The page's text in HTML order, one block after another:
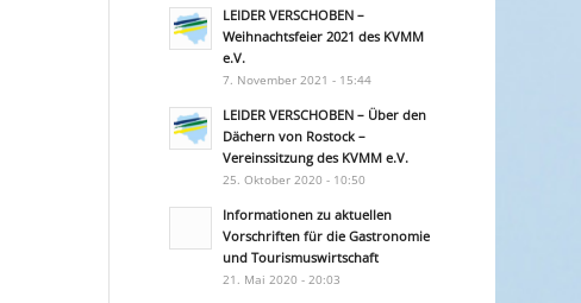
LEIDER VERSCHOBEN –
Weihnachtsfeier 2021 des KVMM
e.V.
7. November 2021 - 15:44
LEIDER VERSCHOBEN – Über den
Dächern von Rostock –
Vereinssitzung des KVMM e.V.
25. Oktober 2020 - 10:50
Informationen zu aktuellen
Vorschriften für die Gastronomie
und Tourismuswirtschaft
21. Mai 2020 - 20:03